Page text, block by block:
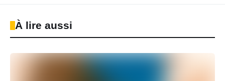
À lire aussi